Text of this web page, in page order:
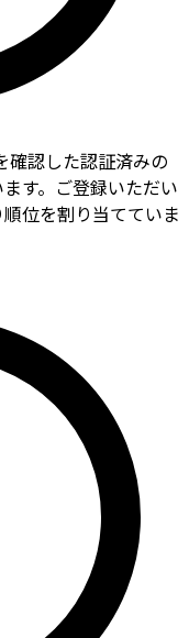
確認した認証済みの
す。ご登録いただい
位を割り当てていま